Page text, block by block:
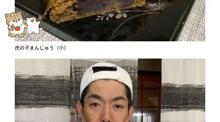
虎の子まんじゅう（小）